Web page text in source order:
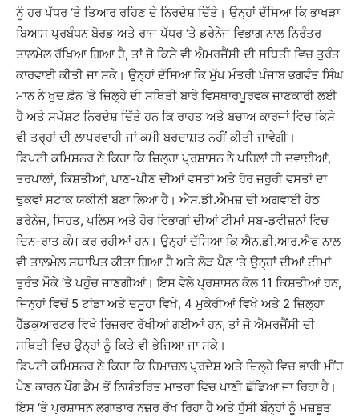
ਨੂੰ ਹਰ ਪੱਧਰ ‘ਤੇ ਤਿਆਰ ਰਹਿਣ ਦੇ ਨਿਰਦੇਸ਼ ਦਿੱਤੇ। ਉਨ੍ਹਾਂ ਦੱਸਿਆ ਕਿ ਭਾਖੜਾ
ਬਿਆਸ ਪ੍ਰਬੰਧਨ ਬੋਰਡ ਅਤੇ ਰਾਜ ਪੱਧਰ ‘ਤੇ ਡਰੇਨੇਜ ਵਿਭਾਗ ਨਾਲ ਨਿਰੰਤਰ
ਤਾਲਮੇਲ ਰੱਖਿਆ ਗਿਆ ਹੈ, ਤਾਂ ਜੋ ਕਿਸੇ ਵੀ ਐਮਰਜੈਂਸੀ ਦੀ ਸਥਿਤੀ ਵਿਚ ਤੁਰੰਤ
ਕਾਰਵਾਈ ਕੀਤੀ ਜਾ ਸਕੇ। ਉਨ੍ਹਾਂ ਦੱਸਿਆ ਕਿ ਮੁੱਖ ਮੰਤਰੀ ਪੰਜਾਬ ਭਗਵੰਤ ਸਿੰਘ
ਮਾਨ ਨੇ ਖੁਦ ਫ਼ੋਨ ‘ਤੇ ਜ਼ਿਲ੍ਹੇ ਦੀ ਸਥਿਤੀ ਬਾਰੇ ਵਿਸਥਾਰਪੂਰਵਕ ਜਾਣਕਾਰੀ ਲਈ
ਹੈ ਅਤੇ ਸਪੱਸ਼ਟ ਨਿਰਦੇਸ਼ ਦਿੱਤੇ ਹਨ ਕਿ ਰਾਹਤ ਅਤੇ ਬਚਾਅ ਕਾਰਜਾਂ ਵਿਚ ਕਿਸੇ
ਵੀ ਤਰ੍ਹਾਂ ਦੀ ਲਾਪਰਵਾਹੀ ਜਾਂ ਕਮੀ ਬਰਦਾਸ਼ਤ ਨਹੀਂ ਕੀਤੀ ਜਾਵੇਗੀ।
ਡਿਪਟੀ ਕਮਿਸ਼ਨਰ ਨੇ ਕਿਹਾ ਕਿ ਜ਼ਿਲ੍ਹਾ ਪ੍ਰਸ਼ਾਸਨ ਨੇ ਪਹਿਲਾਂ ਹੀ ਦਵਾਈਆਂ,
ਤਰਪਾਲਾਂ, ਕਿਸ਼ਤੀਆਂ, ਖਾਣ-ਪੀਣ ਦੀਆਂ ਵਸਤਾਂ ਅਤੇ ਹੋਰ ਜ਼ਰੂਰੀ ਵਸਤਾਂ ਦਾ
ਢੁਕਵਾਂ ਸਟਾਕ ਯਕੀਨੀ ਬਣਾ ਲਿਆ ਹੈ। ਐਸ.ਡੀ.ਐਮਜ਼ ਦੀ ਅਗਵਾਈ ਹੇਠ
ਡਰੇਨੇਜ, ਸਿਹਤ, ਪੁਲਿਸ ਅਤੇ ਹੋਰ ਵਿਭਾਗਾਂ ਦੀਆਂ ਟੀਮਾਂ ਸਬ-ਡਵੀਜ਼ਨਾਂ ਵਿਚ
ਦਿਨ-ਰਾਤ ਕੰਮ ਕਰ ਰਹੀਆਂ ਹਨ। ਉਨ੍ਹਾਂ ਦੱਸਿਆ ਕਿ ਐਨ.ਡੀ.ਆਰ.ਐਫ ਨਾਲ
ਵੀ ਤਾਲਮੇਲ ਸਥਾਪਿਤ ਕੀਤਾ ਗਿਆ ਹੈ ਅਤੇ ਲੋੜ ਪੈਣ ‘ਤੇ ਉਨ੍ਹਾਂ ਦੀਆਂ ਟੀਮਾਂ
ਤੁਰੰਤ ਮੌਕੇ ‘ਤੇ ਪਹੁੰਚ ਜਾਣਗੀਆਂ। ਇਸ ਵੇਲੇ ਪ੍ਰਸ਼ਾਸਨ ਕੋਲ 11 ਕਿਸ਼ਤੀਆਂ ਹਨ,
ਜਿਨ੍ਹਾਂ ਵਿਚੋਂ 5 ਟਾਂਡਾ ਅਤੇ ਦਸੂਹਾ ਵਿਖੇ, 4 ਮੁਕੇਰੀਆਂ ਵਿਖੇ ਅਤੇ 2 ਜ਼ਿਲ੍ਹਾ
ਹੈੱਡਕੁਆਰਟਰ ਵਿਖੇ ਰਿਜ਼ਰਵ ਰੱਖੀਆਂ ਗਈਆਂ ਹਨ, ਤਾਂ ਜੋ ਐਮਰਜੈਂਸੀ ਦੀ
ਸਥਿਤੀ ਵਿਚ ਉਨ੍ਹਾਂ ਨੂੰ ਕਿਤੇ ਵੀ ਭੇਜਿਆ ਜਾ ਸਕੇ।
ਡਿਪਟੀ ਕਮਿਸ਼ਨਰ ਨੇ ਕਿਹਾ ਕਿ ਹਿਮਾਚਲ ਪ੍ਰਦੇਸ਼ ਅਤੇ ਜ਼ਿਲ੍ਹੇ ਵਿਚ ਭਾਰੀ ਮੀਂਹ
ਪੈਣ ਕਾਰਨ ਪੌਂਗ ਡੈਮ ਤੋਂ ਨਿਯੰਤਰਿਤ ਮਾਤਰਾ ਵਿਚ ਪਾਣੀ ਛੱਡਿਆ ਜਾ ਰਿਹਾ ਹੈ।
ਇਸ ‘ਤੇ ਪ੍ਰਸ਼ਾਸਨ ਲਗਾਤਾਰ ਨਜ਼ਰ ਰੱਖ ਰਿਹਾ ਹੈ ਅਤੇ ਧੁੱਸੀ ਬੰਨ੍ਹਾਂ ਨੂੰ ਮਜ਼ਬੂਤ